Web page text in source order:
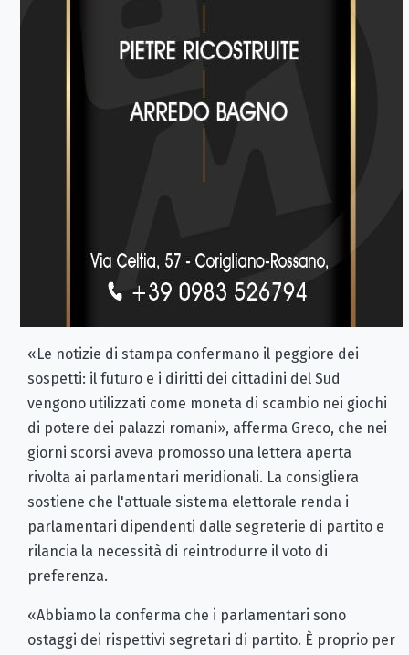
«Le notizie di stampa confermano il peggiore dei
sospetti: il futuro e i diritti dei cittadini del Sud
vengono utilizzati come moneta di scambio nei giochi
di potere dei palazzi romani», afferma Greco, che nei
giorni scorsi aveva promosso una lettera aperta
rivolta ai parlamentari meridionali. La consigliera
sostiene che l'attuale sistema elettorale renda i
parlamentari dipendenti dalle segreterie di partito e
rilancia la necessità di reintrodurre il voto di
preferenza.
«Abbiamo la conferma che i parlamentari sono
ostaggi dei rispettivi segretari di partito. È proprio per